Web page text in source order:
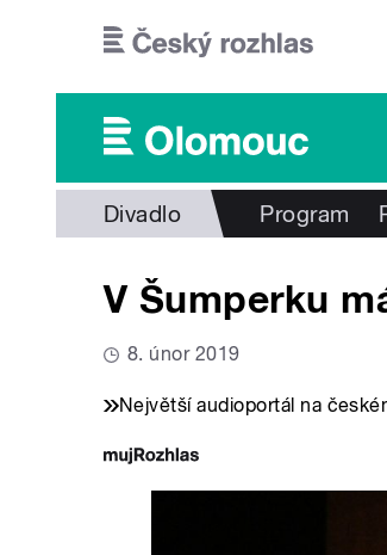
Divadlo Program
V Šumperku
8. únor 2019
Největší audioportál na